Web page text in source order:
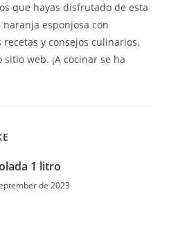
que hayas disfrutado de esta
esponjosa con
y consejos culinarios,
web. ¡A cocinar se ha
1 litro
de 2023